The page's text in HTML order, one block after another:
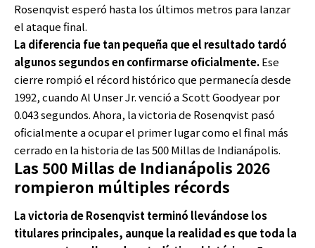
Rosenqvist esperó hasta los últimos metros para lanzar
el ataque final.
La diferencia fue tan pequeña que el resultado tardó
algunos segundos en confirmarse oficialmente.Ese
cierre rompió el récord histórico que permanecía desde
1992, cuando Al Unser Jr. venció a Scott Goodyear por
0.043 segundos. Ahora, la victoria de Rosenqvist pasó
oficialmente a ocupar el primer lugar como el final más
cerrado en la historia de las 500 Millas de Indianápolis.
Las 500 Millas de Indianápolis 2026
rompieron múltiples récords
La victoria de Rosenqvist terminó llevándose los
titulares principales, aunque la realidad es que toda la